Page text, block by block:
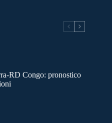
RD Congo: pronostico